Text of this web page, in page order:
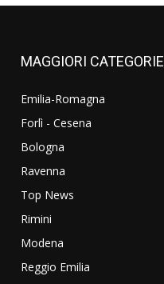
MAGGIORI CATEGORIE
Emilia-Romagna
Forlì - Cesena
Bologna
Ravenna
Top News
Rimini
Modena
Reggio Emilia